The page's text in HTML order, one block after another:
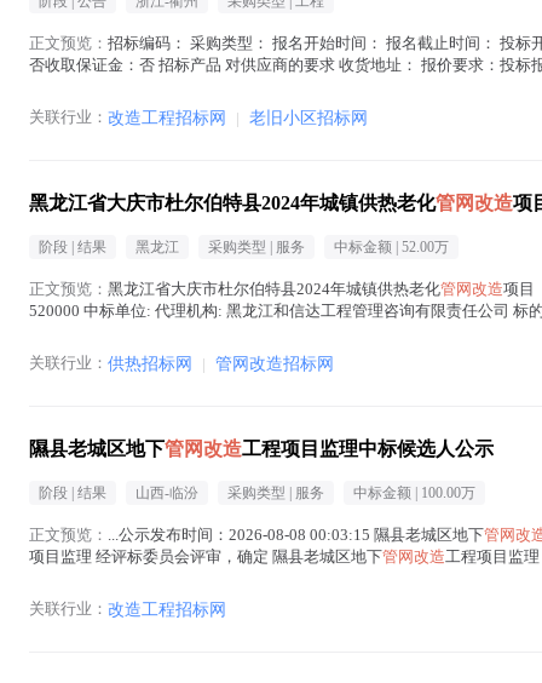
正文预览： 招标编码： 采购类型： 报名开始时间： 报名截止时间： 投
否收取保证金：否 招标产品 对供应商的要求 收货地址： 报价要求：投
关联行业： 改造工程招标网 | 老旧小区招标网
黑龙江省大庆市杜尔伯特县2024年城镇供热老化管网改造项
阶段 | 结果 黑龙江 采购类型 | 服务 中标金额 | 52.00万
正文预览： 黑龙江省大庆市杜尔伯特县2024年城镇供热老化管网改造项目
520000 中标单位: 代理机构: 黑龙江和信达工程管理咨询有限责任公司 标
关联行业： 供热招标网 | 管网改造招标网
隰县老城区地下管网改造工程项目监理中标候选人公示
阶段 | 结果 山西-临汾 采购类型 | 服务 中标金额 | 100.00万
正文预览： ...公示发布时间：2026-08-08 00:03:15 隰县老城区地下管网改
项目监理 经评标委员会评审，确定 隰县老城区地下管网改造工程项目监
关联行业： 改造工程招标网